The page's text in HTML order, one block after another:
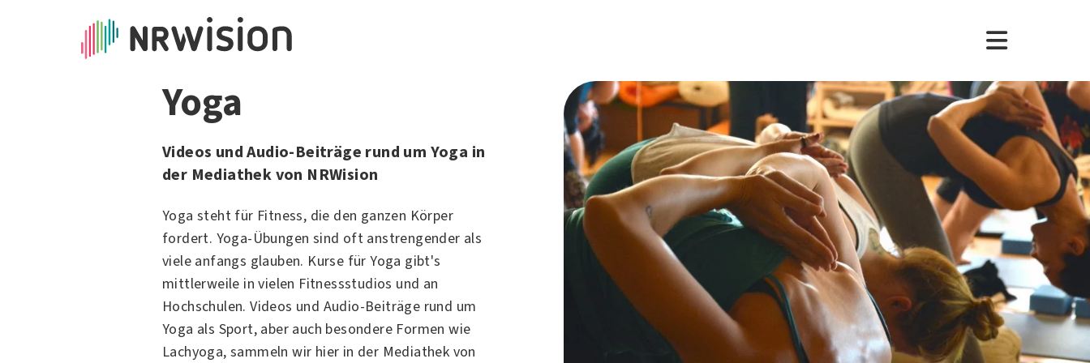
Yoga
Videos und Audio-Beiträge rund um Yoga in
der Mediathek von NRWision
Yoga steht für Fitness, die den ganzen Körper
fordert. Yoga-Übungen sind oft anstrengender als
viele anfangs glauben. Kurse für Yoga gibt's
mittlerweile in vielen Fitnessstudios und an
Hochschulen. Videos und Audio-Beiträge rund um
Yoga als Sport, aber auch besondere Formen wie
Lachyoga, sammeln wir hier in der Mediathek von